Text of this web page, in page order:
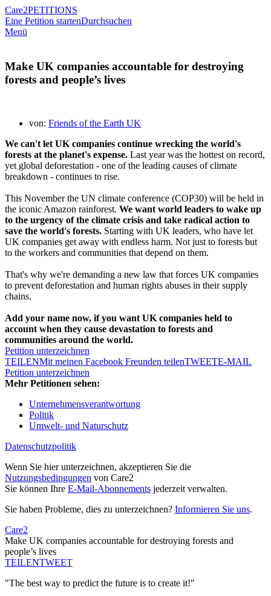
Care2PETITIONS
Eine Petition startenDurchsuchen
Menü
Make UK companies accountable for destroying
forests and people’s lives
von: Friends of the Earth UK
We can't let UK companies continue wrecking the world's
forests at the planet's expense. Last year was the hottest on record,
yet global deforestation - one of the leading causes of climate
breakdown - continues to rise.
This November the UN climate conference (COP30) will be held in
the iconic Amazon rainforest. We want world leaders to wake up
to the urgency of the climate crisis and take radical action to
save the world's forests. Starting with UK leaders, who have let
UK companies get away with endless harm. Not just to forests but
to the workers and communities that depend on them.
That's why we're demanding a new law that forces UK companies
to prevent deforestation and human rights abuses in their supply
chains.
Add your name now, if you want UK companies held to
account when they cause devastation to forests and
communities around the world.
Petition unterzeichnen
TEILENMit meinen Facebook Freunden teilenTWEETE-MAIL
Petition unterzeichnen
Mehr Petitionen sehen:
Unternehmensverantwortung
Politik
Umwelt- und Naturschutz
Datenschutzpolitik
Wenn Sie hier unterzeichnen, akzeptieren Sie die
Nutzungsbedingungen von Care2
Sie können Ihre E-Mail-Abonnements jederzeit verwalten.
Sie haben Probleme, dies zu unterzeichnen? Informieren Sie uns.
Care2
Make UK companies accountable for destroying forests and
people’s lives
TEILENTWEET
"The best way to predict the future is to create it!"